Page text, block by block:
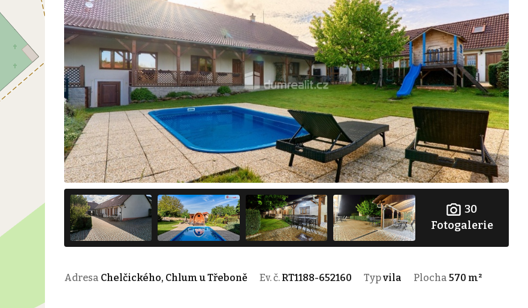
30
Fotogalerie
Adresa Chelčického, Chlum u Třeboně Ev. č. RT1188-652160 Typvila Plocha 570 m²